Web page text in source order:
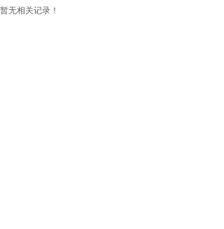
暂无相关记录！